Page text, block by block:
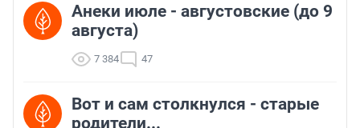
Анеки июле - августовские (до 9
августа)
7 384 47
Вот и сам столкнулся - старые
родители...